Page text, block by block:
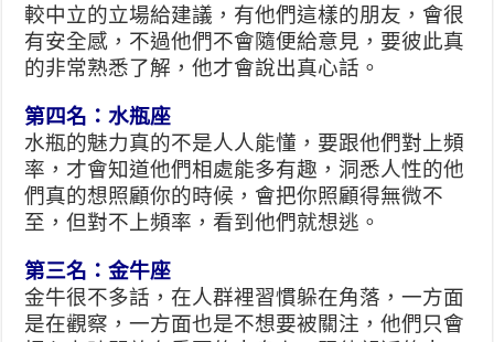
較中立的立場給建議，有他們這樣的朋友，會很
有安全感，不過他們不會隨便給意見，要彼此真
的非常熟悉了解，他才會說出真心話。
第四名：水瓶座
水瓶的魅力真的不是人人能懂，要跟他們對上頻
率，才會知道他們相處能多有趣，洞悉人性的他
們真的想照顧你的時候，會把你照顧得無微不
至，但對不上頻率，看到他們就想逃。
第三名：金牛座
金牛很不多話，在人群裡習慣躲在角落，一方面
是在觀察，一方面也是不想要被關注，他們只會